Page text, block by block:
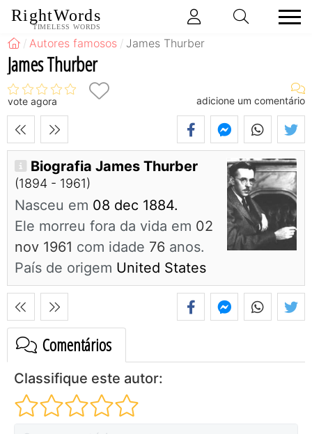
RightWords
TIMELESS WORDS
Autores famosos James Thurber
James Thurber
vote agora adicione um comentário
Biografia James Thurber
(1894 - 1961)
Nasceu em 08 dec 1884.
Ele morreu fora da vida em 02
nov 1961 com idade 76 anos.
País de origem United States
Comentários
Classifique este autor: